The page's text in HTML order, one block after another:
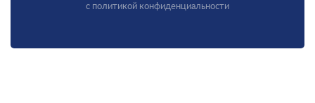
с политикой конфиденциальности